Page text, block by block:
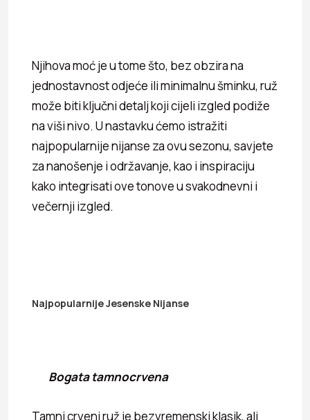
Njihova moć je u tome što, bez obzira na
jednostavnost odjeće ili minimalnu šminku, ruž
može biti ključni detalj koji cijeli izgled podiže
na viši nivo. U nastavku ćemo istražiti
najpopularnije nijanse za ovu sezonu, savjete
za nanošenje i održavanje, kao i inspiraciju
kako integrisati ove tonove u svakodnevni i
večernji izgled.
Najpopularnije Jesenske Nijanse
Bogata tamnocrvena
Tamni crveni ruž je bezvremenski klasik, ali